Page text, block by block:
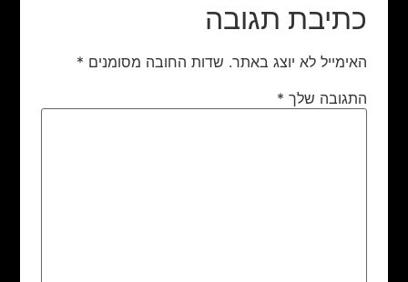
כתיבת תגובה
האימייל לא יוצג באתר. שדות החובה מסומנים *
התגובה שלך *